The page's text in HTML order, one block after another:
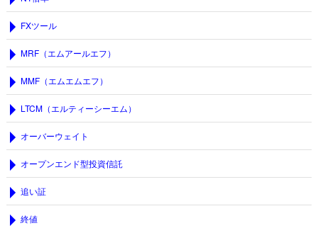
FXツール
MRF（エムアールエフ）
MMF（エムエムエフ）
LTCM（エルティーシーエム）
オーバーウェイト
オープンエンド型投資信託
追い証
終値